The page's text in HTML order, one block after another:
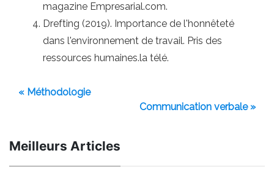
magazine Empresarial.com.
Drefting (2019). Importance de l'honnêteté
dans l'environnement de travail. Pris des
ressources humaines.la télé.
« Méthodologie
Communication verbale »
Meilleurs Articles